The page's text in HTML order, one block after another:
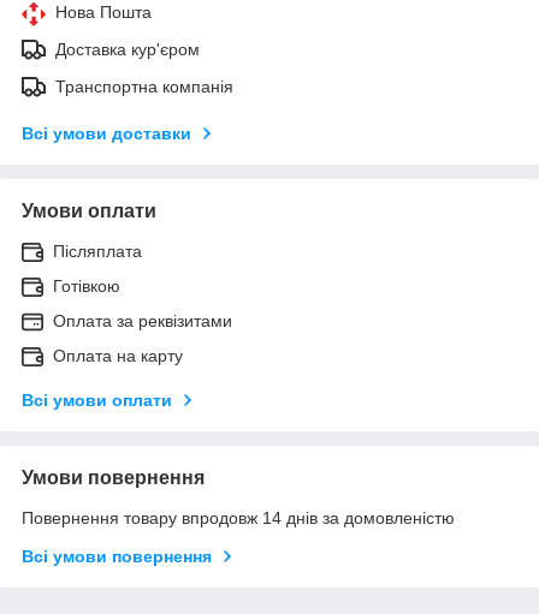
Нова Пошта
Доставка кур'єром
Транспортна компанія
Всі умови доставки
Умови оплати
Післяплата
Готівкою
Оплата за реквізитами
Оплата на карту
Всі умови оплати
Умови повернення
Повернення товару впродовж 14 днів за домовленістю
Всі умови повернення